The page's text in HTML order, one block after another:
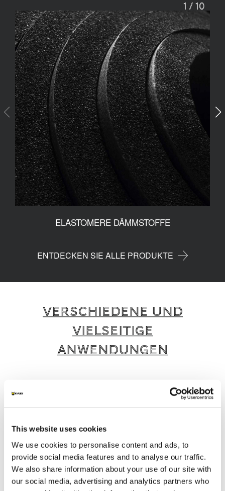
This website uses cookies
We use cookies to personalise content and ads, to
provide social media features and to analyse our traffic.
We also share information about your use of our site with
our social media, advertising and analytics partners who
ELASTOMERE DÄMMSTOFFE
1 / 10
ENTDECKEN SIE ALLE PRODUKTE
VERSCHIEDENE UND
VIELSEITIGE
ANWENDUNGEN
K-FLEX bietet eine breite Palette intelligenter
und nachhaltiger Produkte und Dienstleistungen,
Branchen geeignet sind.
/4